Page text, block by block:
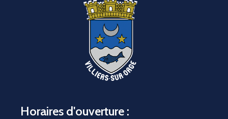
Horaires d'ouverture :